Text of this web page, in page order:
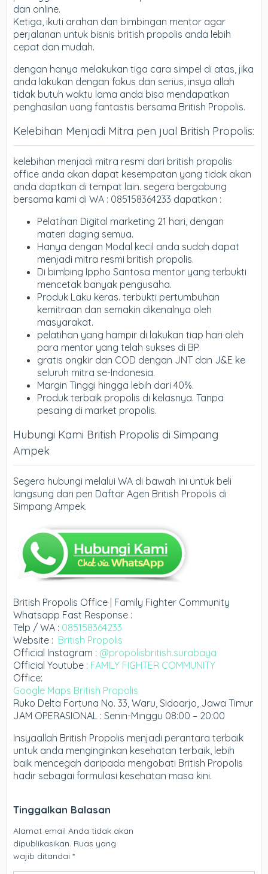
dan online.
Ketiga, ikuti arahan dan bimbingan mentor agar
perjalanan untuk bisnis british propolis anda lebih
cepat dan mudah.
dengan hanya melakukan tiga cara simpel di atas, jika
anda lakukan dengan fokus dan serius, insya allah
tidak butuh waktu lama anda bisa mendapatkan
penghasilan uang fantastis bersama British Propolis.
Kelebihan Menjadi Mitra pen jual British Propolis:
kelebihan menjadi mitra resmi dari british propolis
office anda akan dapat kesempatan yang tidak akan
anda daptkan di tempat lain. segera bergabung
bersama kami di WA : 085158364233 dapatkan :
Pelatihan Digital marketing 21 hari, dengan
materi daging semua.
Hanya dengan Modal kecil anda sudah dapat
menjadi mitra resmi british propolis.
Di bimbing Ippho Santosa mentor yang terbukti
mencetak banyak pengusaha.
Produk Laku keras. terbukti pertumbuhan
kemitraan dan semakin dikenalnya oleh
masyarakat.
pelatihan yang hampir di lakukan tiap hari oleh
para mentor yang telah sukses di BP.
gratis ongkir dan COD dengan JNT dan J&E ke
seluruh mitra se-Indonesia.
Margin Tinggi hingga lebih dari 40%.
Produk terbaik propolis di kelasnya. Tanpa
pesaing di market propolis.
Hubungi Kami British Propolis di Simpang
Ampek
Segera hubungi melalui WA di bawah ini untuk beli
langsung dari pen Daftar Agen British Propolis di
Simpang Ampek.
British Propolis Office | Family Fighter Community
Whatsapp Fast Response :
Telp / WA : 085158364233
Website : British Propolis
Official Instagram : @propolisbritish.surabaya
Official Youtube : FAMILY FIGHTER COMMUNITY
Office:
Google Maps British Propolis
Ruko Delta Fortuna No. 33, Waru, Sidoarjo, Jawa Timur
JAM OPERASIONAL : Senin-Minggu 08:00 – 20:00
Insyaallah British Propolis menjadi perantara terbaik
untuk anda menginginkan kesehatan terbaik, lebih
baik mencegah daripada mengobati British Propolis
hadir sebagai formulasi kesehatan masa kini.
Tinggalkan Balasan
Alamat email Anda tidak akan
dipublikasikan. Ruas yang
wajib ditandai*